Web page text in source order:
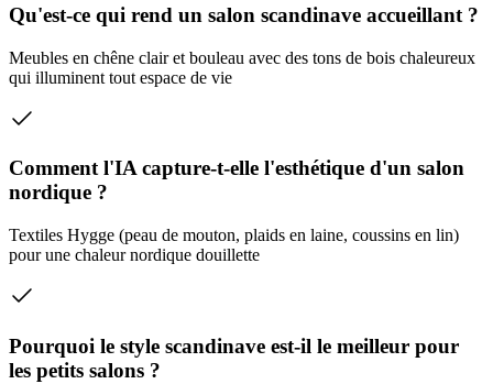
Qu'est-ce qui rend un salon scandinave accueillant ?
Meubles en chêne clair et bouleau avec des tons de bois chaleureux
qui illuminent tout espace de vie
Comment l'IA capture-t-elle l'esthétique d'un salon
nordique ?
Textiles Hygge (peau de mouton, plaids en laine, coussins en lin)
pour une chaleur nordique douillette
Pourquoi le style scandinave est-il le meilleur pour
les petits salons ?